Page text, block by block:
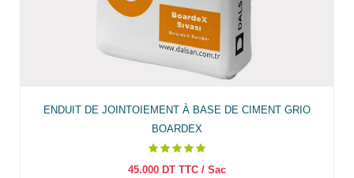
ENDUIT DE JOINTOIEMENT À BASE DE CIMENT GRIO
BOARDEX
45.000 DT TTC / Sac